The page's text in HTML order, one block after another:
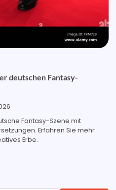
deutschen Fantasy-
Fantasy-Szene mit
Erfahren Sie mehr
Erbe.